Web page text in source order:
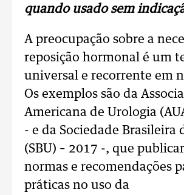
quando usado sem
A preocupação sobre a
reposição hormonal é um
universal e recorrente em
Os exemplos são da
Americana de Urologia
- e da Sociedade Brasileira
(SBU) – 2017 -, que
normas e recomendações
práticas no uso da